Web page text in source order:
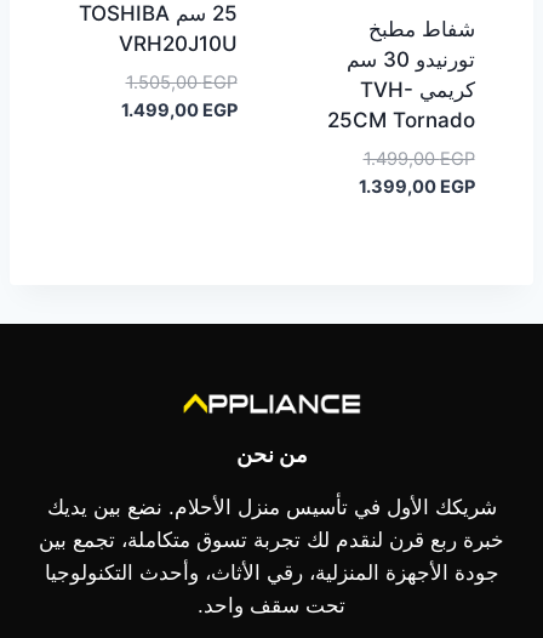
شفاط مطبخ
تورنيدو 30 سم
كريمي TVH-
25CM Tornado
1.499,00EGP
السعر
الأصلي1.399,00 EGP
السعر
25 سم TOSHIBA
VRH20J10U
1.505,00EGP
السعر
الأصلي1.499,00 EGP
السعر
من نحن
شريكك الأول في تأسيس منزل الأحلام. نضع بين يديك
خبرة ربع قرن لنقدم لك تجربة تسوق متكاملة، تجمع بين
جودة الأجهزة المنزلية، رقي الأثاث، وأحدث التكنولوجيا
تحت سقف واحد.